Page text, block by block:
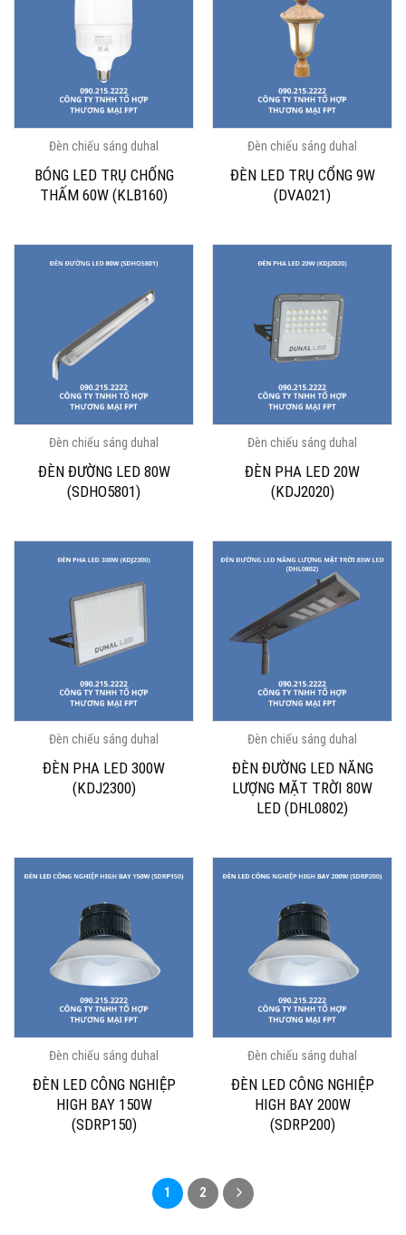
Đèn chiếu sáng duhal
BÓNG LED TRỤ CHỐNG
THẤM 60W (KLB160)
Đèn chiếu sáng duhal
ĐÈN LED TRỤ CỔNG 9W
(DVA021)
Đèn chiếu sáng duhal
ĐÈN ĐƯỜNG LED 80W
(SDHO5801)
Đèn chiếu sáng duhal
ĐÈN PHA LED 20W
(KDJ2020)
Đèn chiếu sáng duhal
ĐÈN PHA LED 300W
(KDJ2300)
Đèn chiếu sáng duhal
ĐÈN ĐƯỜNG LED NĂNG
LƯỢNG MẶT TRỜI 80W
LED (DHL0802)
Đèn chiếu sáng duhal
ĐÈN LED CÔNG NGHIỆP
HIGH BAY 150W
(SDRP150)
Đèn chiếu sáng duhal
ĐÈN LED CÔNG NGHIỆP
HIGH BAY 200W
(SDRP200)
1 2